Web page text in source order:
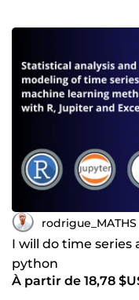
rodrigue_MATHS
I will do time series
python
À partir de 18,78